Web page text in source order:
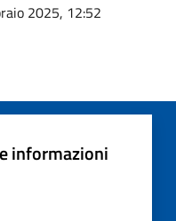
2025, 12:52
informazioni